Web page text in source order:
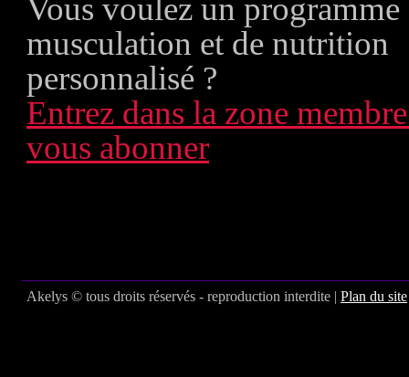
Vous voulez un programme
musculation et de nutrition
personnalisé ?
Entrez dans la zone
vous abonner
Akelys © tous droits réservés - reproduction interdite | Plan du site